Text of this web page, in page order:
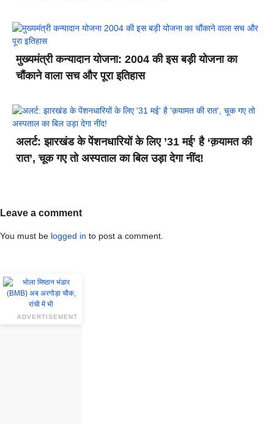
मुख्यमंत्री कन्यादान योजना: 2004 की इस बड़ी योजना का
चौंकाने वाला सच और पूरा इतिहास
अलर्ट: झारखंड के पेंशनधारियों के लिए ’31 मई’ है ‘क़यामत की
रात’, चूक गए तो अस्पताल का बिल उड़ा देगा नींद!
Leave a comment
You must be logged in to post a comment.
ADVERTISEMENT